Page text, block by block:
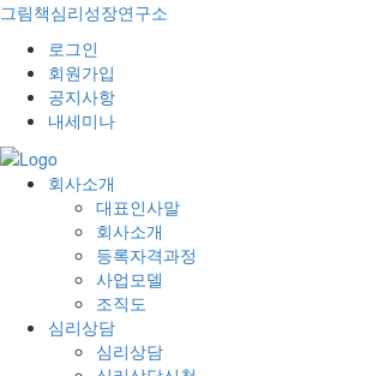
그림책심리성장연구소
로그인
회원가입
공지사항
내세미나
회사소개
대표인사말
회사소개
등록자격과정
사업모델
조직도
심리상담
심리상담